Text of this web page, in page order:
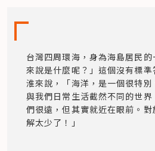
台灣四周環海，身為海島居民
來說是什麼呢？」這個沒有標
淮來說，「海洋，是一個很特
與我們日常生活截然不同的世
們很遠，但其實就近在眼前。
解太少了！」